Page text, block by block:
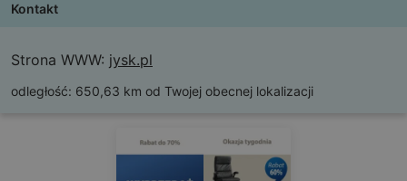
Kontakt
Strona WWW: jysk.pl
odległość: 650,63 km od Twojej obecnej lokalizacji